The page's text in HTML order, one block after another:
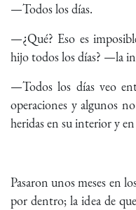
—Todos los días.
—¿Qué? Eso es
hijo todos los días? —la
—Todos los días veo
operaciones y algunos
heridas en su interior y
Pasaron unos meses en
por dentro; la idea de